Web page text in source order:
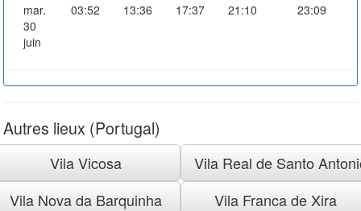
mar.
30
juin
03:52 13:36 17:37 21:10 23:09
Autres lieux (Portugal)
Vila Vicosa
Vila Real de Santo
Vila Nova da Barquinha
Vila Franca de Xira